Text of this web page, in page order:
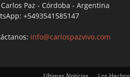
Paz - Córdoba - Argentina
+5493541585147
info@carlospazvivo.com